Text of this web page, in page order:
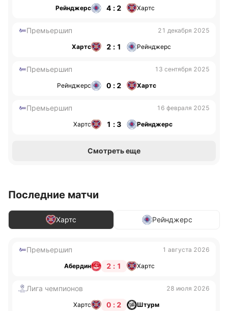
Рейнджерс 4 : 2 Хартс
Премьершип 21 декабря 2025
Хартс 2 : 1 Рейнджерс
Премьершип 13 сентября 2025
Рейнджерс 0 : 2 Хартс
Премьершип 16 февраля 2025
Хартс 1 : 3 Рейнджерс
Смотреть еще
Последние матчи
Хартс Рейнджерс
Премьершип 1 августа 2026
Абердин 2 : 1 Хартс
Лига чемпионов 28 июля 2026
Хартс 0 : 2 Штурм